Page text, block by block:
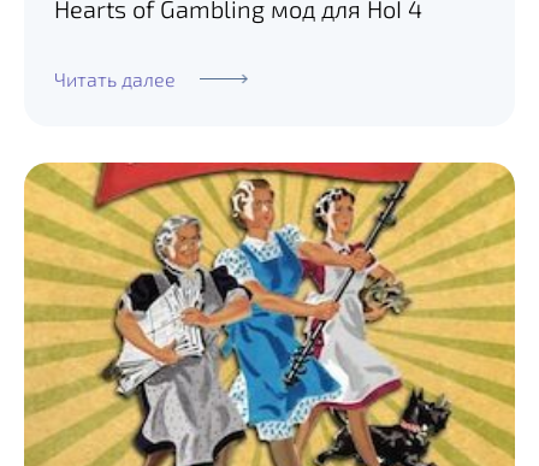
Hearts of Gambling мод для HoI 4
Читать далее